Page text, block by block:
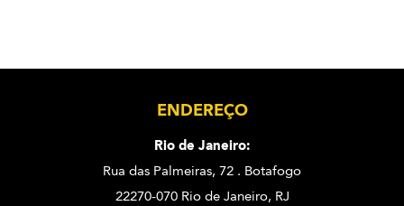
ENDEREÇO
Rio de Janeiro:
Rua das Palmeiras, 72 . Botafogo
22270-070 Rio de Janeiro, RJ